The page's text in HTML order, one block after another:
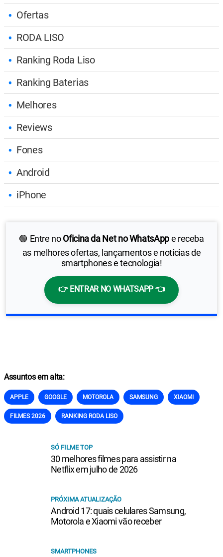
Ofertas
RODA LISO
Ranking Roda Liso
Ranking Baterias
Melhores
Reviews
Fones
Android
iPhone
🟢 Entre noOficina da Net no WhatsAppe receba
as melhores ofertas, lançamentos e notícias de
smartphones e tecnologia!
👉 ENTRAR NO WHATSAPP 👈
Assuntos em alta:
APPLE GOOGLE MOTOROLA SAMSUNG XIAOMI
FILMES 2026 RANKING RODA LISO
SÓ FILME TOP
30 melhores filmes para assistir na
Netflix em julho de 2026
PRÓXIMA ATUALIZAÇÃO
Android 17: quais celulares Samsung,
Motorola e Xiaomi vão receber
SMARTPHONES